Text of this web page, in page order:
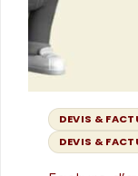
DEVIS &
DEVIS &